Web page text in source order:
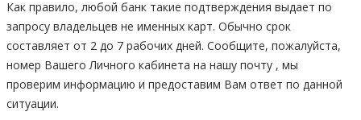
Как правило, любой банк такие подтверждения выдает по
запросу владельцев не именных карт. Обычно срок
составляет от 2 до 7 рабочих дней. Сообщите, пожалуйста,
номер Вашего Личного кабинета на нашу почту , мы
проверим информацию и предоставим Вам ответ по данной
ситуации.